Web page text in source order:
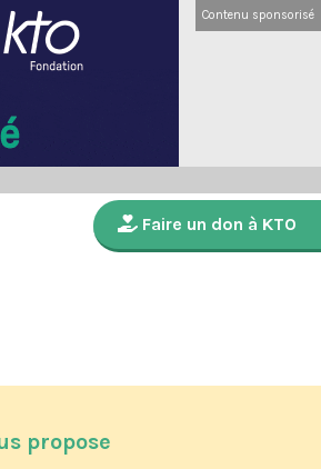
Contenu sponsorisé
Faire un don à KTO
propose